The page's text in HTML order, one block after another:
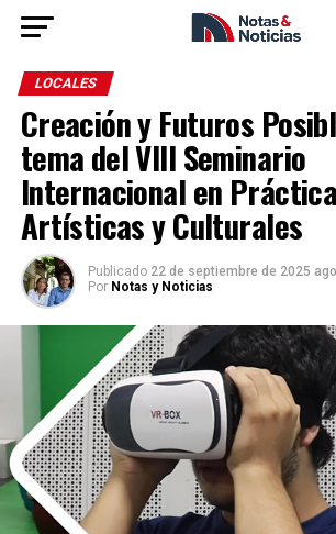
LOCALES
Creación y Futuros
tema del VIII Seminario
Internacional en
Artísticas y Culturales
Publicado 22 de septiembre de 2025 ago
Por Notas y Noticias